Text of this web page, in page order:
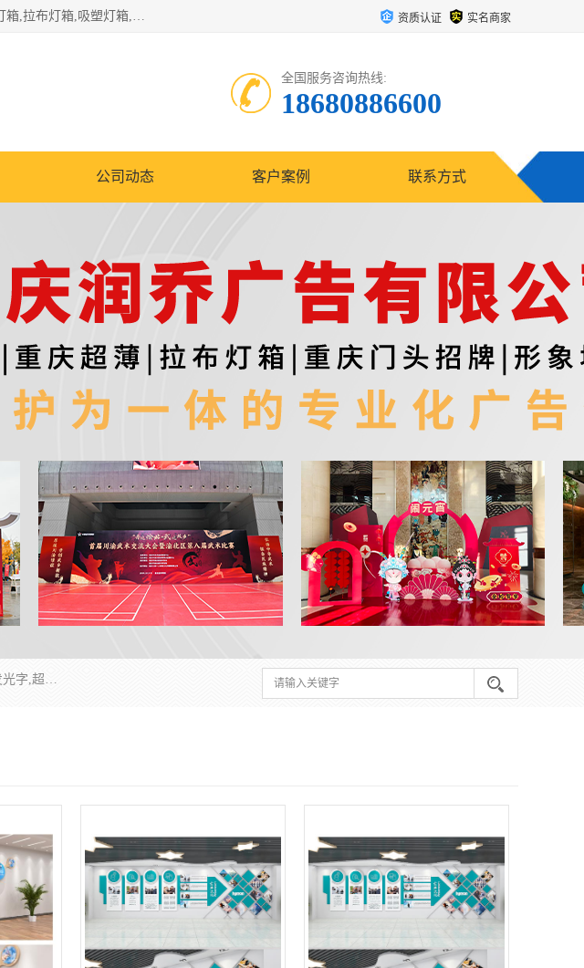
重庆润乔广告有限公司是一家集重庆广告制作,重庆标识标牌,亚克力发光字,led发光字,树脂发光字,超薄灯箱,拉布灯箱,吸塑灯箱,门头招牌,企业形象墙,写真喷绘,x展架,拉网展架,广告展架,条幅,锦旗设计,制作,施工,维护为一体的专业化广告公司. 资质认证 实名商家
全国服务咨询热线:
18680886600
公司动态 客户案例 联系方式
重庆润乔广告有限公司是一家集重庆广告制作,重庆标识标牌,亚克力发光字,led发光字,树脂发光字,超薄灯箱,拉布灯箱,吸塑灯箱,门头招牌,企业形象墙,写真喷绘,x展架,拉网展架,广告展架,条幅,锦旗设计,制作,施工,维护为一体的专业化广告公司.